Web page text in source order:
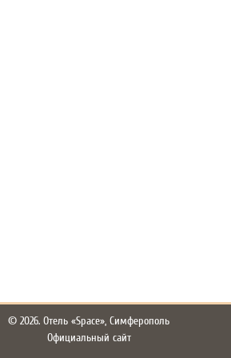
© 2026. Отель «Space», Симферополь
Официальный сайт